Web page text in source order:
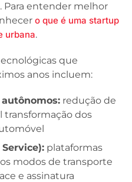
Para entender melhor
o que é uma startup
urbana.
que
anos incluem:
redução de
transformação dos
plataformas
modos de transporte
e assinatura